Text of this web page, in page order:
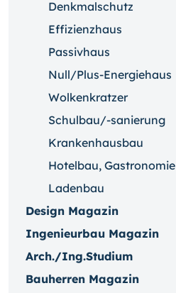
Denkmalschutz
Effizienzhaus
Passivhaus
Null/Plus-Energiehaus
Wolkenkratzer
Schulbau/-sanierung
Krankenhausbau
Hotelbau, Gastronomie
Ladenbau
Design Magazin
Ingenieurbau Magazin
Arch./Ing.Studium
Bauherren Magazin